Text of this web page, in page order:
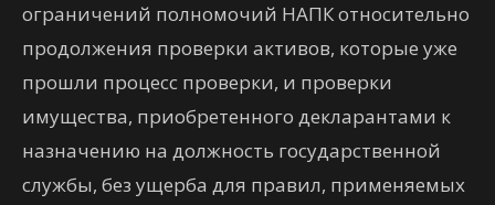
ограничений полномочий НАПК относительно
продолжения проверки активов, которые уже
прошли процесс проверки, и проверки
имущества, приобретенного декларантами к
назначению на должность государственной
службы, без ущерба для правил, применяемых